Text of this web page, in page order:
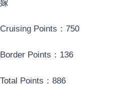
嫁
Cruising Points：750
Border Points：136
Total Points：886